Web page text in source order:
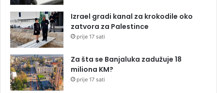
Izrael gradi kanal za krokodile oko
zatvora za Palestince
prije 17 sati
Za šta se Banjaluka zadužuje 18
miliona KM?
prije 17 sati